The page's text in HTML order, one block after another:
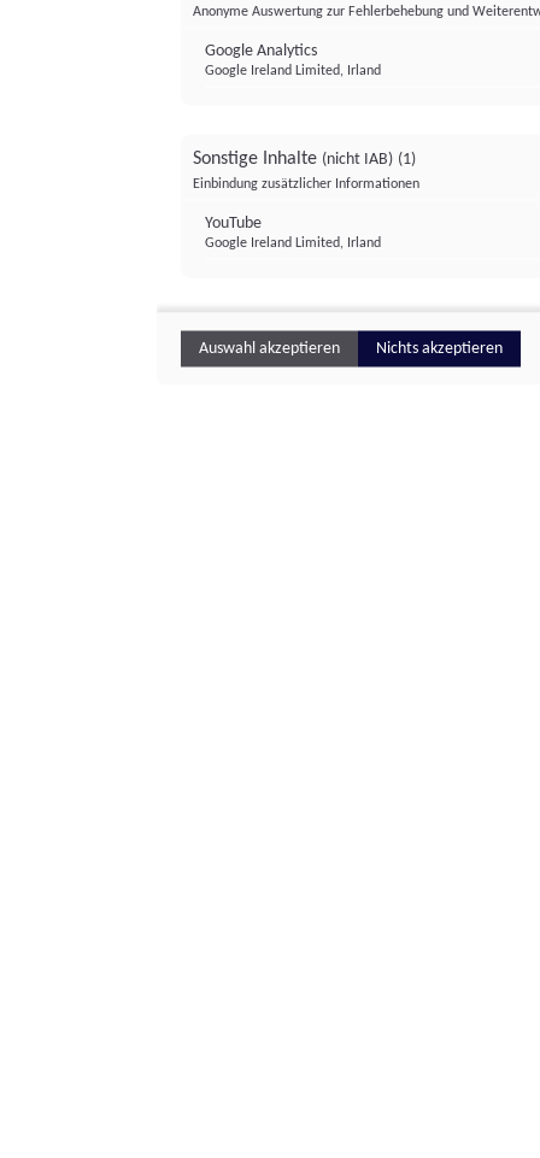
Anonyme Auswertung zur Fehlerbehebung und
Google Analytics
Google Ireland Limited, Irland
Sonstige Inhalte (nicht IAB) (1)
Einbindung zusätzlicher Informationen
YouTube
Google Ireland Limited, Irland
Auswahl akzeptieren Nichts akzeptieren